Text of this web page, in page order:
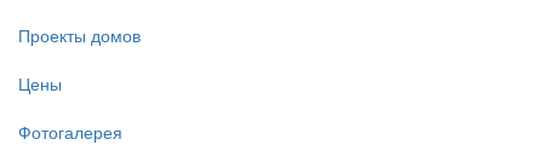
Проекты домов
Цены
Фотогалерея